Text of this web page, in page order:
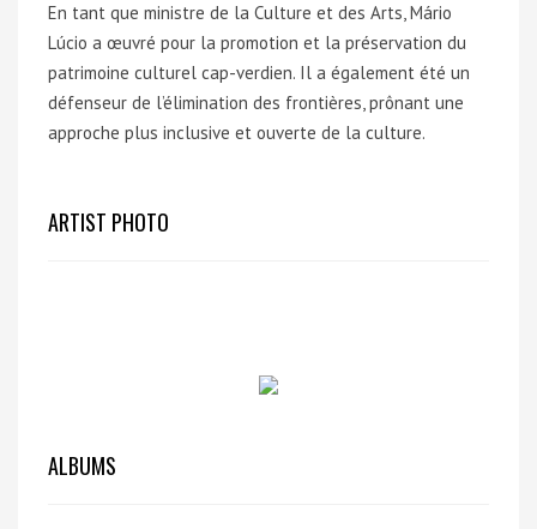
En tant que ministre de la Culture et des Arts, Mário
Lúcio a œuvré pour la promotion et la préservation du
patrimoine culturel cap-verdien. Il a également été un
défenseur de l’élimination des frontières, prônant une
approche plus inclusive et ouverte de la culture.
ARTIST PHOTO
ALBUMS